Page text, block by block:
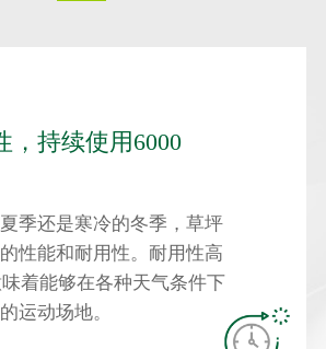
，持续使用6000
季还是寒冷的冬季，草坪
性能和耐用性。耐用性高
着能够在各种天气条件下
运动场地。